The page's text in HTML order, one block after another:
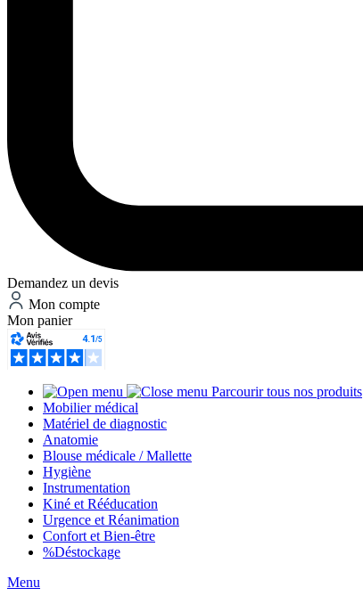
Demandez un devis
Mon compte
Mon panier
Parcourir tous nos produits
Mobilier médical
Matériel de diagnostic
Anatomie
Blouse médicale / Mallette
Hygiène
Instrumentation
Kiné et Rééducation
Urgence et Réanimation
Confort et Bien-être
%Déstockage
Menu